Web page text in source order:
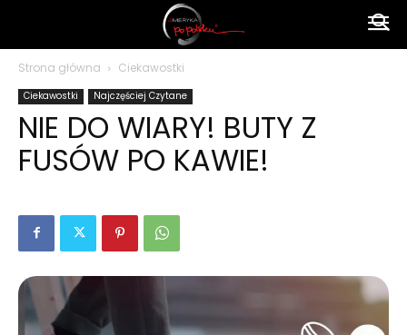
Strona główna Ciekawostki
Ciekawostki Najczęściej Czytane
NIE DO WIARY! BUTY Z
FUSÓW PO KAWIE!